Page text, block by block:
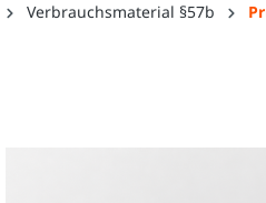
Verbrauchsmaterial §57b